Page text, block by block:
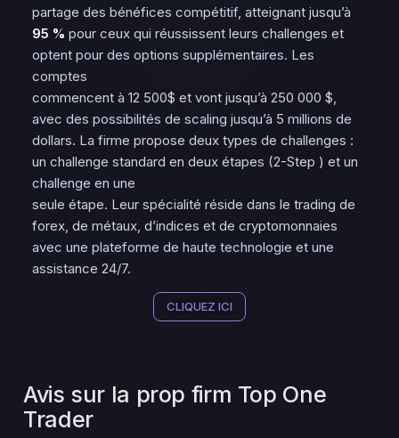
partage des bénéfices compétitif, atteignant jusqu’à
95 % pour ceux qui réussissent leurs challenges et
optent pour des options supplémentaires. Les
comptes
commencent à 12 500$ et vont jusqu’à 250 000 $,
avec des possibilités de scaling jusqu’à 5 millions de
dollars. La firme propose deux types de challenges :
un challenge standard en deux étapes (2-Step ) et un
challenge en une
seule étape. Leur spécialité réside dans le trading de
forex, de métaux, d’indices et de cryptomonnaies
avec une plateforme de haute technologie et une
assistance 24/7.
CLIQUEZ ICI
Avis sur la prop firm Top One
Trader